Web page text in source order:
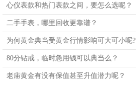
心仪表款和热门表款之间，要怎么选呢？
二手手表，哪里回收更靠谱？
为何黄金典当受黄金行情影响可大可小呢?
80分钻戒，临时急用钱可以典当么？
老庙黄金有没有保值甚至升值潜力呢？